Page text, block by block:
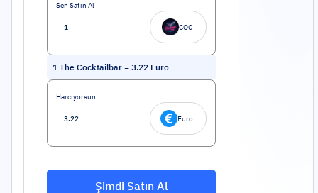
Sen Satın Al
COC
1 The Cocktailbar = 3.22 Euro
Harcıyorsun
Euro
Şimdi Satın Al